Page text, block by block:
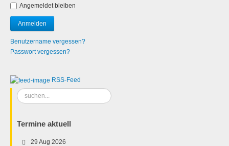
Angemeldet bleiben
Benutzername vergessen?
Passwort vergessen?
RSS-Feed
Suchen
...
Termine aktuell
29 Aug 2026